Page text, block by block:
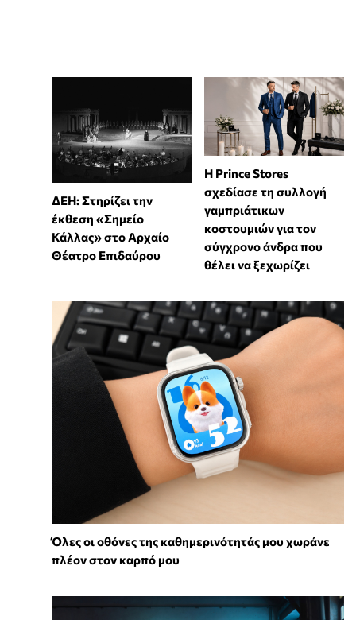
ΔΕΗ: Στηρίζει την
έκθεση «Σημείο
Κάλλας» στο Αρχαίο
Θέατρο Επιδαύρου
Η Prince Stores
σχεδίασε τη συλλογή
γαμπριάτικων
κοστουμιών για τον
σύγχρονο άνδρα που
θέλει να ξεχωρίζει
Όλες οι οθόνες της καθημερινότητάς μου χωράνε
πλέον στον καρπό μου